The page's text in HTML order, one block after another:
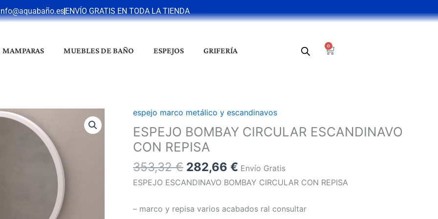
ENVÍO GRATIS EN TODA LA TIENDA
MAMPARAS MUEBLES DE BAÑO ESPEJOS GRIFERÍA
0
Cart
espejo marco metálico y escandinavos
ESPEJO BOMBAY CIRCULAR ESCANDINAVO
CON REPISA
353,32€ 282,66 € Envío Gratis
ESPEJO ESCANDINAVO BOMBAY CIRCULAR CON REPISA
– marco y repisa varios acabados ral consultar
El
precio
original
era:
353,32 €.
El
precio
actual
282,66 €.
ESPEJO
BOMBAY
CIRCULAR
ESCANDINAVO
CON
REPISA